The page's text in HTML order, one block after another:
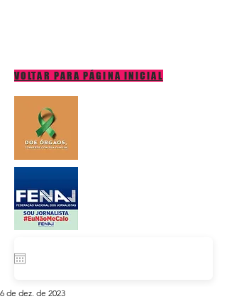
VOLTAR PARA PÁGINA INICIAL
6 de dez. de 2023